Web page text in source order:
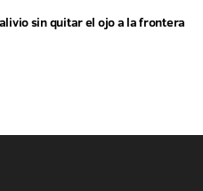
sin quitar el ojo a la frontera